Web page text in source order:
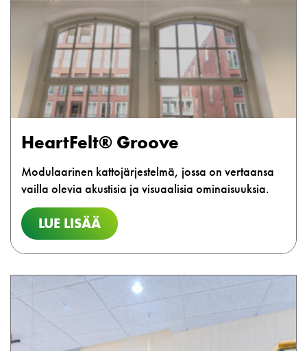
HeartFelt® Groove
Modulaarinen kattojärjestelmä, jossa on vertaansa
vailla olevia akustisia ja visuaalisia ominaisuuksia.
LUE LISÄÄ